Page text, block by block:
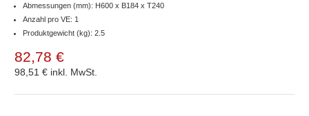
Abmessungen (mm): H600 x B184 x T240
Anzahl pro VE: 1
Produktgewicht (kg): 2.5
82,78 €
98,51 € inkl. MwSt.